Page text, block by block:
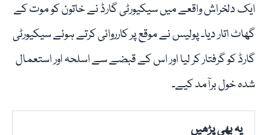
ایک دلخراش واقعے میں سیکیورٹی گارڈ نے خاتون کو موت کے
گھاٹ اتار دیا۔ پولیس نے موقع پر کارروائی کرتے ہوئے سیکیورٹی
گارڈ کو گرفتار کر لیا اور اس کے قبضے سے اسلحہ اور استعمال
شدہ خول برآمد کیے۔
یہ بھی پڑھیں